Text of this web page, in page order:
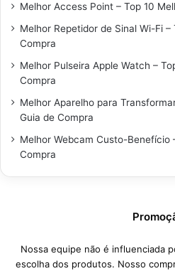
Melhor Access Point – Top 10
Melhor Repetidor de Sinal Wi-Fi –
Compra
Melhor Pulseira Apple Watch –
Compra
Melhor Aparelho para
Guia de Compra
Melhor Webcam Custo-Benefício
Compra
Nossa equipe não é influenciada
escolha dos produtos. Nosso